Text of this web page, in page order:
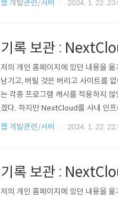
웹 개발관련/서버 2024. 1. 22.
기록 보관 :
저의 개인 홈페이지에 있던 내용을
남기고, 버릴 것은 버리고 사이트를
는 각종 프로그램 캐시를 적용하지
겠다. 하지만 NextCloud를 사내 인
자 싶어 적용을 해보니 ㅎㅎㅎ.... 눈
웹 개발관련/서버 2024. 1. 22.
기록 보관 :
저의 개인 홈페이지에 있던 내용을